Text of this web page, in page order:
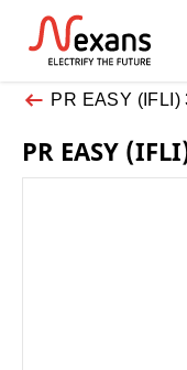
PR EASY (IFLI)
PR EASY